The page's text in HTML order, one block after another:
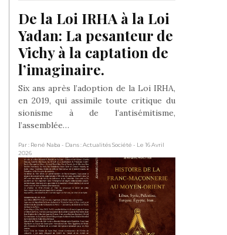
De la Loi IRHA à la Loi
Yadan: La pesanteur de
Vichy à la captation de
l’imaginaire.
Six ans après l’adoption de la Loi IRHA,
en 2019, qui assimile toute critique du
sionisme à de l’antisémitisme,
l’assemblée…
Par : René Naba - Dans : Actualités Société - Le 16 Avril
2026